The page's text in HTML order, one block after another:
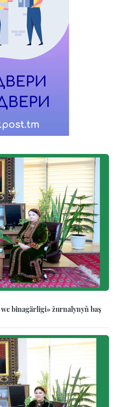
binagärligi» žurnalynyň baş